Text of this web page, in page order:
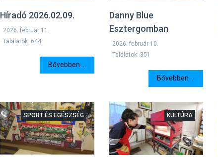
Híradó 2026.02.09.
2026. február 11.
Találatok: 644
Bővebben ...
Danny Blue
Esztergomban
2026. február 10.
Találatok: 351
Bővebben ...
SPORT ÉS EGÉSZSÉG KULTÚRA